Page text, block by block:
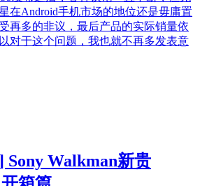
在Android手机市场的地位还是毋庸置
多的非议，最后产品的实际销量依
对于这个问题，我也就不再多发表意
Sony Walkman新贵